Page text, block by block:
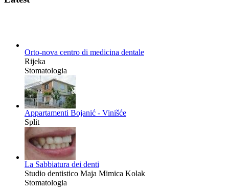
Orto-nova centro di medicina dentale
Rijeka
Stomatologia
Appartamenti Bojanić - Vinišće
Split
La Sabbiatura dei denti
Studio dentistico Maja Mimica Kolak
Stomatologia